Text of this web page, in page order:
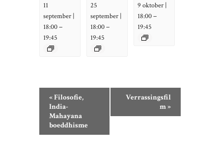
11
september |
18:00–
19:45
25
september |
18:00–
19:45
9 oktober |
18:00–
19:45
N
«Filosofie,
India-
Mahayana
boeddhisme
Verrassingsfil
m»